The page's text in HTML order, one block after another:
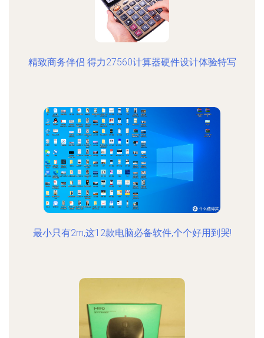
精致商务伴侣 得力27560计算器硬件设计体验特写
最小只有2m,这12款电脑必备软件,个个好用到哭!